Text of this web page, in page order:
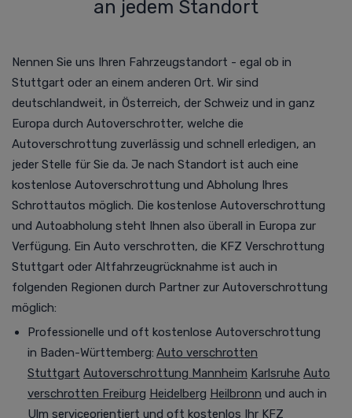
an jedem Standort
Nennen Sie uns Ihren Fahrzeugstandort - egal ob in
Stuttgart oder an einem anderen Ort. Wir sind
deutschlandweit, in Österreich, der Schweiz und in ganz
Europa durch Autoverschrotter, welche die
Autoverschrottung zuverlässig und schnell erledigen, an
jeder Stelle für Sie da. Je nach Standort ist auch eine
kostenlose Autoverschrottung und Abholung Ihres
Schrottautos möglich. Die kostenlose Autoverschrottung
und Autoabholung steht Ihnen also überall in Europa zur
Verfügung. Ein Auto verschrotten, die KFZ Verschrottung
Stuttgart oder Altfahrzeugrücknahme ist auch in
folgenden Regionen durch Partner zur Autoverschrottung
möglich:
Professionelle und oft kostenlose Autoverschrottung
in Baden-Württemberg: Auto verschrotten
Stuttgart Autoverschrottung Mannheim Karlsruhe Auto
verschrotten Freiburg Heidelberg Heilbronn und auch in
Ulm serviceorientiert und oft kostenlos Ihr KFZ